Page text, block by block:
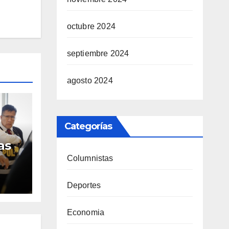
octubre 2024
septiembre 2024
agosto 2024
Categorías
Columnistas
Deportes
Economia